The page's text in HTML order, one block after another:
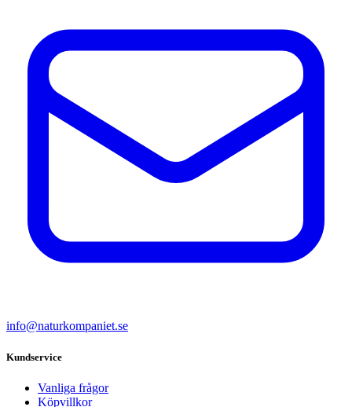
info@naturkompaniet.se
Kundservice
Vanliga frågor
Köpvillkor